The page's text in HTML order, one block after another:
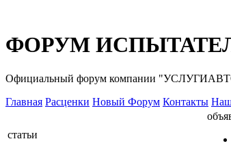
ФОРУМ
Официальный форум компании
Главная Расценки Новый Форум Контакты
статьи